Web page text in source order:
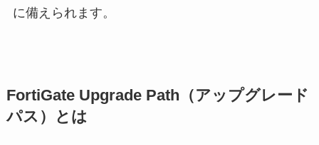
に備えられます。
FortiGate Upgrade Path（アップグレード
パス）とは